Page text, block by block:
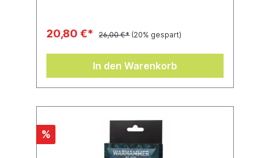
20,80 €* 26,00 €* (20% gespart)
In den Warenkorb
%